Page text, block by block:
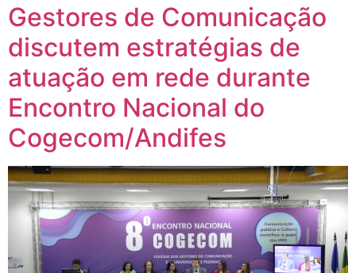
Gestores de Comunicação
discutem estratégias de
atuação em rede durante
Encontro Nacional do
Cogecom/Andifes